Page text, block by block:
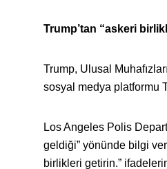
Trump’tan “askeri
Trump, Ulusal
sosyal medya platformu
Los Angeles Polis
geldiği” yönünde bilgi
birlikleri getirin.”